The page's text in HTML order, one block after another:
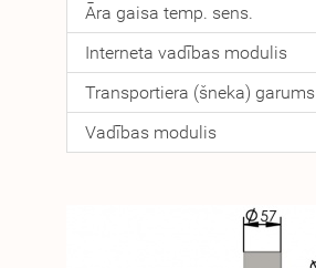
Āra gaisa temp. sens.
Interneta vadības modulis
Transportiera (šneka) garums
Vadības modulis